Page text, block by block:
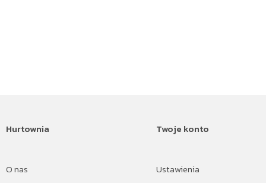
Hurtownia
O nas
Twoje konto
Ustawienia